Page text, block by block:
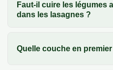
Faut-il cuire les légumes
dans les lasagnes ?
Quelle couche en